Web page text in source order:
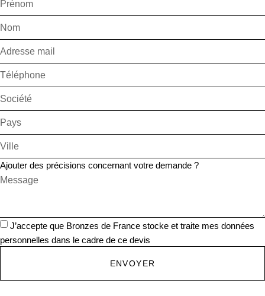
Ajouter des précisions concernant votre demande ?
J’accepte que Bronzes de France stocke et traite mes données
personnelles dans le cadre de ce devis
ENVOYER